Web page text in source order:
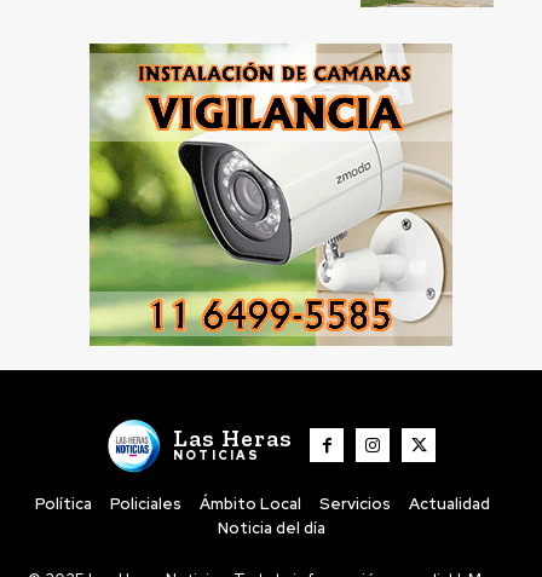
Las Heras
NOTICIAS
Política Policiales Ámbito Local Servicios
Actualidad
Noticia del día